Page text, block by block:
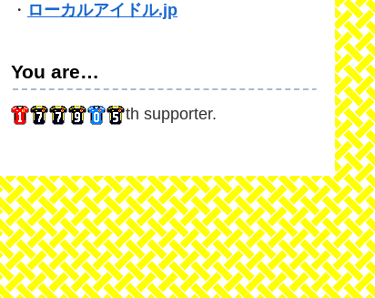
・ ローカルアイドル.jp
You are…
th supporter.